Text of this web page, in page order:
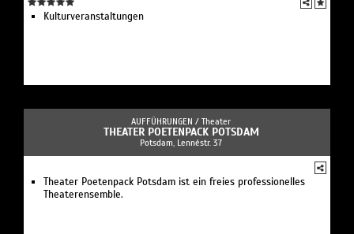
Kulturveranstaltungen
AUFFÜHRUNGEN / Theater
THEATER POETENPACK POTSDAM
Potsdam, Lennéstr. 37
Theater Poetenpack Potsdam ist ein freies professionelles
Theaterensemble.